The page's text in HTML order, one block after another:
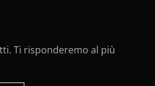
Ti risponderemo al più